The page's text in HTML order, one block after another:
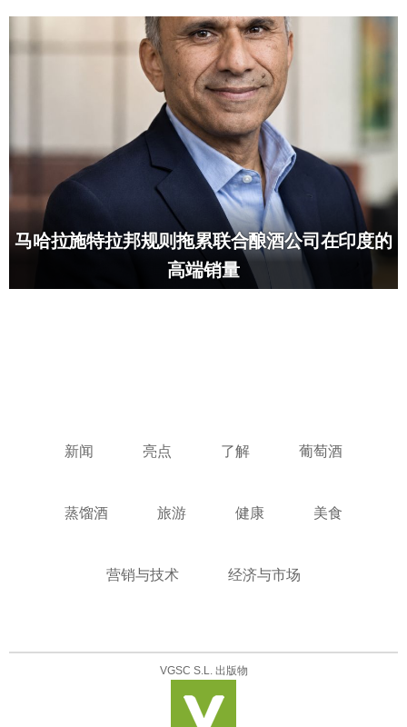
马哈拉施特拉邦规则拖累联合酿酒公司在印度的
高端销量
新闻 亮点 了解 葡萄酒
蒸馏酒 旅游 健康 美食
营销与技术 经济与市场
VGSC S.L. 出版物